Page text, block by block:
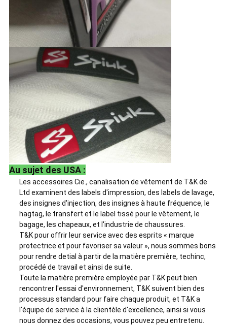
Au sujet des USA :
Les accessoires Cie., canalisation de vêtement de T&K de
Ltd examinent des labels d'impression, des labels de lavage,
des insignes d'injection, des insignes à haute fréquence, le
hagtag, le transfert et le label tissé pour le vêtement, le
bagage, les chapeaux, et l'industrie de chaussures.
T&K pour offrir leur service avec des esprits « marque
protectrice et pour favoriser sa valeur », nous sommes bons
pour rendre detial à partir de la matière première, techinc,
procédé de travail et ainsi de suite.
Toute la matière première employée par T&K peut bien
rencontrer l'essai d'environnement, T&K suivent bien des
processus standard pour faire chaque produit, et T&K a
l'équipe de service à la clientèle d'excellence, ainsi si vous
nous donnez des occasions, vous pouvez peu entretenu.